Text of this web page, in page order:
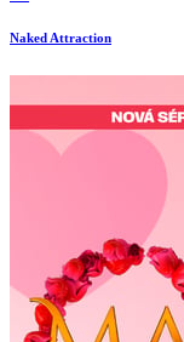
Naked Attraction